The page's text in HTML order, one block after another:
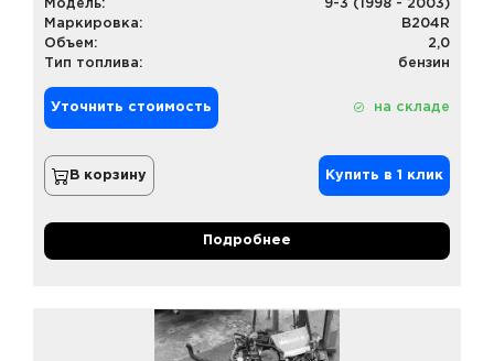
Модель:
9-3 (1998 - 2003)
Маркировка:
B204R
Объем:
2,0
Тип топлива:
бензин
Уточнить стоимость на складе
В корзину Купить в 1 клик
Подробнее